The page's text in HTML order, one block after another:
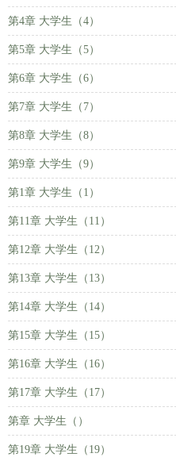
第4章 大学生（4）
第5章 大学生（5）
第6章 大学生（6）
第7章 大学生（7）
第8章 大学生（8）
第9章 大学生（9）
第1章 大学生（1）
第11章 大学生（11）
第12章 大学生（12）
第13章 大学生（13）
第14章 大学生（14）
第15章 大学生（15）
第16章 大学生（16）
第17章 大学生（17）
第章 大学生（）
第19章 大学生（19）